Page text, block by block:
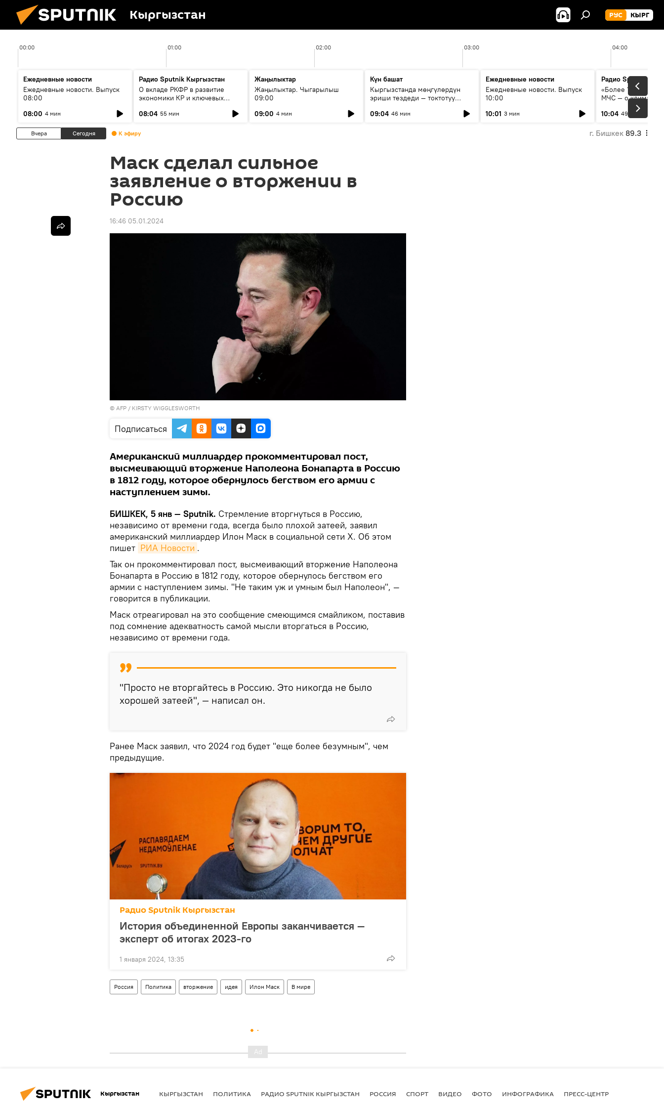
Кыргызстан РУС КЫРГ
00:00 01:00 02:00 03:00 04:00
Ежедневные новости
Ежедневные новости. Выпуск
08:00
08:00 4 мин
Радио Sputnik Кыргызстан
О вкладе РКФР в развитие
экономики КР и ключевых
08:04 55 мин
Жаңылыктар
Жаңылыктар. Чыгарылыш
09:00
09:00 4 мин
Күн башат
Кыргызстанда мөңгүлөрдүн
эриши тездеди — токтотуу
09:04 46 мин
Ежедневные новости
Ежедневные новости. Выпуск
10:00
10:01 3 мин
Радио Sputnik
«Более 1200 сёл в
МЧС — о климате,
системе
населения
10:04 49 мин
Вчера Сегодня К эфиру г. Бишкек 89.3
Маск сделал сильное
заявление о вторжении в
Россию
16:46 05.01.2024
© AFP / KIRSTY WIGGLESWORTH
Подписаться
Американский миллиардер прокомментировал пост,
высмеивающий вторжение Наполеона Бонапарта в Россию
в 1812 году, которое обернулось бегством его армии с
наступлением зимы.
БИШКЕК, 5 янв — Sputnik. Стремление вторгнуться в Россию,
независимо от времени года, всегда было плохой затеей, заявил
американский миллиардер Илон Маск в социальной сети X. Об этом
пишет РИА Новости .
Так он прокомментировал пост, высмеивающий вторжение Наполеона
Бонапарта в Россию в 1812 году, которое обернулось бегством его
армии с наступлением зимы. "Не таким уж и умным был Наполеон", —
говорится в публикации.
Маск отреагировал на это сообщение смеющимся смайликом, поставив
под сомнение адекватность самой мысли вторгаться в Россию,
независимо от времени года.
"Просто не вторгайтесь в Россию. Это никогда не было
хорошей затеей", — написал он.
Ранее Маск заявил, что 2024 год будет "еще более безумным", чем
предыдущие.
Радио Sputnik Кыргызстан
История объединенной Европы заканчивается —
эксперт об итогах 2023-го
1 января 2024, 13:35
Россия Политика вторжение идея Илон Маск В мире
Кыргызстан КЫРГЫЗСТАН ПОЛИТИКА РАДИО SPUTNIK КЫРГЫЗСТАН РОССИЯ СПОРТ ВИДЕО ФОТО ИНФОГРАФИКА ПРЕСС-ЦЕНТР